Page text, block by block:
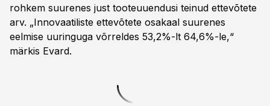
rohkem suurenes just tooteuuendusi teinud ettevõtete
arv. „Innovaatiliste ettevõtete osakaal suurenes
eelmise uuringuga võrreldes 53,2%-lt 64,6%-le,“
märkis Evard.